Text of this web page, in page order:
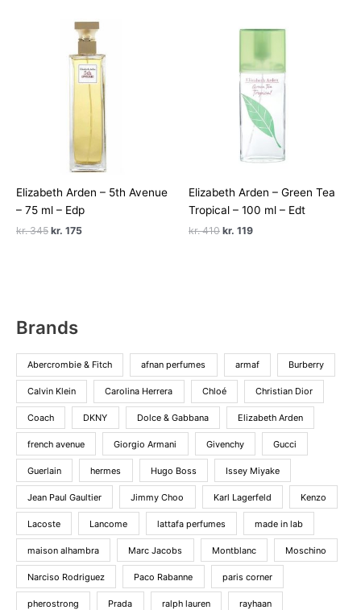
kr. 375.kr. 149.
kr. 250.kr. 49.
Elizabeth Arden – 5th Avenue
– 75 ml – Edp
kr.345 Den
kr. 175Den
Elizabeth Arden – Green Tea
Tropical – 100 ml – Edt
kr.410 Den
kr. 119Den
Brands
Abercrombie & Fitch afnan perfumes armaf Burberry
Calvin Klein Carolina Herrera Chloé Christian Dior
Coach DKNY Dolce & Gabbana Elizabeth Arden
french avenue Giorgio Armani Givenchy Gucci
Guerlain hermes Hugo Boss Issey Miyake
Jean Paul Gaultier Jimmy Choo Karl Lagerfeld Kenzo
Lacoste Lancome lattafa perfumes made in lab
maison alhambra Marc Jacobs Montblanc Moschino
Narciso Rodriguez Paco Rabanne paris corner
pherostrong Prada ralph lauren rayhaan